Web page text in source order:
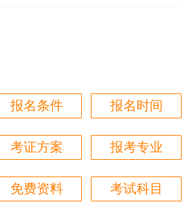
己能理解的语言最重要！
报名条件 报名时间
考证方案 报考专业
免费资料 考试科目